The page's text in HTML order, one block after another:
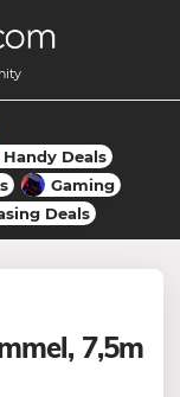
Handy Deals
Gaming
Deals
7,5m